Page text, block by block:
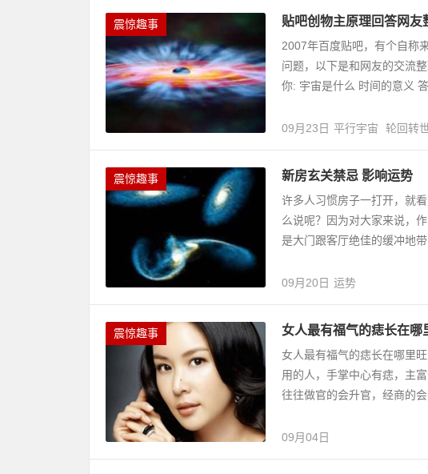
震惊趣事 贴吧创物主原理回答网友
2007年百度贴吧，有个自称
问题，以下是和网友的交流
你: 宇宙是什么 时间的意义 答
09月23日 平行宇宙 轮回转
震惊趣事 新房玄关禁忌 影响运势
许多人习惯房子一打开，就
么说呢？因为对大家来说，
是大门跟客厅绝佳的缓冲地
09月20日 运势
震惊趣事 女人最有福气的痣长在哪
女人最有福气的痣长在哪里
用的人，手掌中心有痣，主
往往做官的会升官，经商的
09月04日